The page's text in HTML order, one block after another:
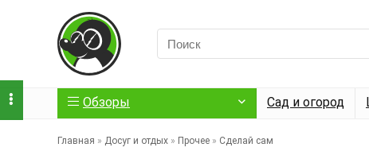
Обзоры Сад и огород
Главная » Досуг и отдых » Прочее » Сделай сам